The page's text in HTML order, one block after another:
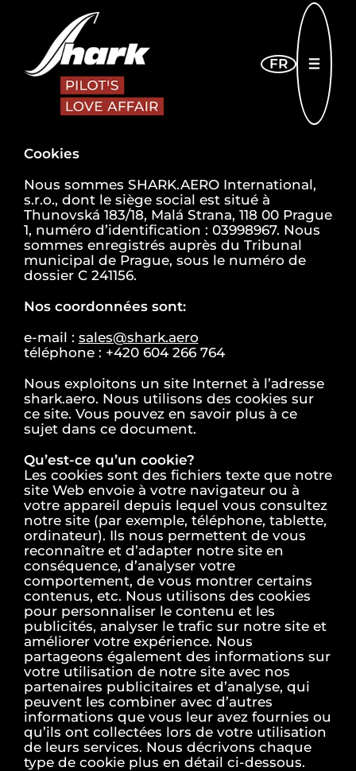
FR
Cookies
Nous sommes SHARK.AERO International,
s.r.o., dont le siège social est situé à
Thunovská 183/18, Malá Strana, 118 00 Prague
1, numéro d’identification : 03998967. Nous
sommes enregistrés auprès du Tribunal
municipal de Prague, sous le numéro de
dossier C 241156.
Nos coordonnées sont:
e-mail : sales@shark.aero
téléphone : +420 604 266 764
Nous exploitons un site Internet à l’adresse
shark.aero. Nous utilisons des cookies sur
ce site. Vous pouvez en savoir plus à ce
sujet dans ce document.
Qu’est-ce qu’un cookie?
Les cookies sont des fichiers texte que notre
site Web envoie à votre navigateur ou à
votre appareil depuis lequel vous consultez
notre site (par exemple, téléphone, tablette,
ordinateur). Ils nous permettent de vous
reconnaître et d’adapter notre site en
conséquence, d’analyser votre
comportement, de vous montrer certains
contenus, etc. Nous utilisons des cookies
pour personnaliser le contenu et les
publicités, analyser le trafic sur notre site et
améliorer votre expérience. Nous
partageons également des informations sur
votre utilisation de notre site avec nos
partenaires publicitaires et d’analyse, qui
peuvent les combiner avec d’autres
informations que vous leur avez fournies ou
qu’ils ont collectées lors de votre utilisation
de leurs services. Nous décrivons chaque
type de cookie plus en détail ci-dessous.